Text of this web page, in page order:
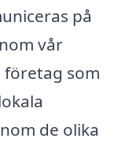
på
vår
som
de olika